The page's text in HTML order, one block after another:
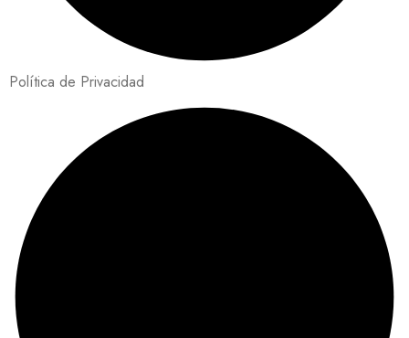
Política de Privacidad